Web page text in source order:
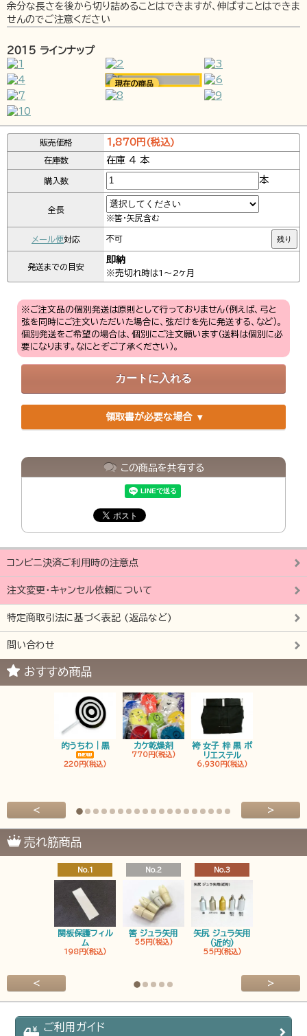
余分な長さを後から切り詰めることはできますが、伸ばすことはできま
せんのでご注意ください
2015 ラインナップ
販売価格 1,870円(税込)
在庫数 在庫 4 本
購入数 本
全長
※筈・矢尻含む
メール便対応 不可 残り
発送までの目安
即納
※売切れ時は1～2ヶ月
※ご注文品の個別発送は原則として行っておりません（例えば、弓と
弦を同時にご注文いただいた場合に、弦だけを先に発送する、など）。
個別発送をご希望の場合は、個別にご注文願います（送料は個別に必
要になります。なにとぞご了承ください）。
領取書が必要な場合
この商品を共有する
コンビニ決済ご利用時の注意点
注文変更・キャンセル依頼について
特定商取引法に基づく表記 (返品など)
問い合わせ
おすすめ商品
的うちわ｜黒
220円(税込)
カケ乾燥剤
770円(税込)
袴 女子 梓 黒 ポ
リエステル
6,930円(税込)
< >
売れ筋商品
No.1
関板保護フィル
ム
198円(税込)
No.2
筈 ジュラ矢用
55円(税込)
No.3
矢尻 ジュラ矢用
(近的)
55円(税込)
< >
ご利用ガイド